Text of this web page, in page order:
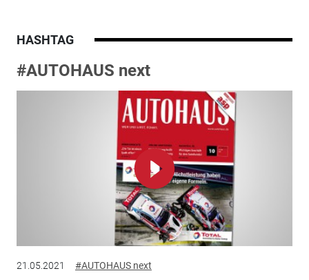
HASHTAG
#AUTOHAUS next
21.05.2021 #AUTOHAUS next